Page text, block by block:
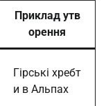
Приклад утв
орення
Гірські хребт
и в Альпах